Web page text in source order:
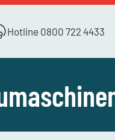
Hotline 0800 722 4433